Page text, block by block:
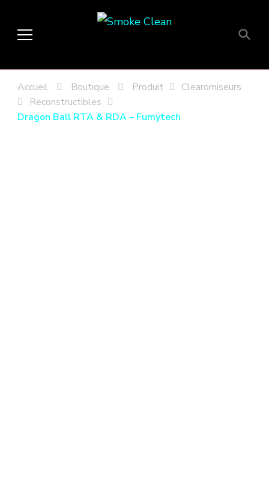
Smoke Clean
Accueil Boutique Produit
Clearomiseurs
Reconstructibles
Dragon Ball RTA & RDA – Fumytech